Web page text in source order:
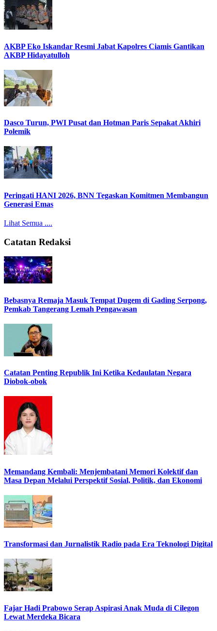
AKBP Eko Iskandar Resmi Jabat Kapolres Ciamis Gantikan
AKBP Hidayatulloh
Dasco Turun, PWI Pusat dan Hotman Paris Sepakat Akhiri
Polemik
Peringati HANI 2026, BNN Tegaskan Komitmen Membangun
Generasi Emas
Lihat Semua ....
Catatan Redaksi
Bebasnya Remaja Masuk Tempat Dugem di Gading Serpong,
Pemkab Tangerang Lemah Pengawasan
Catatan Penting Republik Ini Ketika Kedaulatan Negara
Diobok-obok
Memandang Kembali: Menjembatani Memori Kolektif dan
Masa Depan Melalui Perspektif Sosial, Politik, dan Ekonomi
Transformasi dan Jurnalistik Radio pada Era Teknologi Digital
Fajar Hadi Prabowo Serap Aspirasi Anak Muda di Cilegon
Lewat Merdeka Bicara